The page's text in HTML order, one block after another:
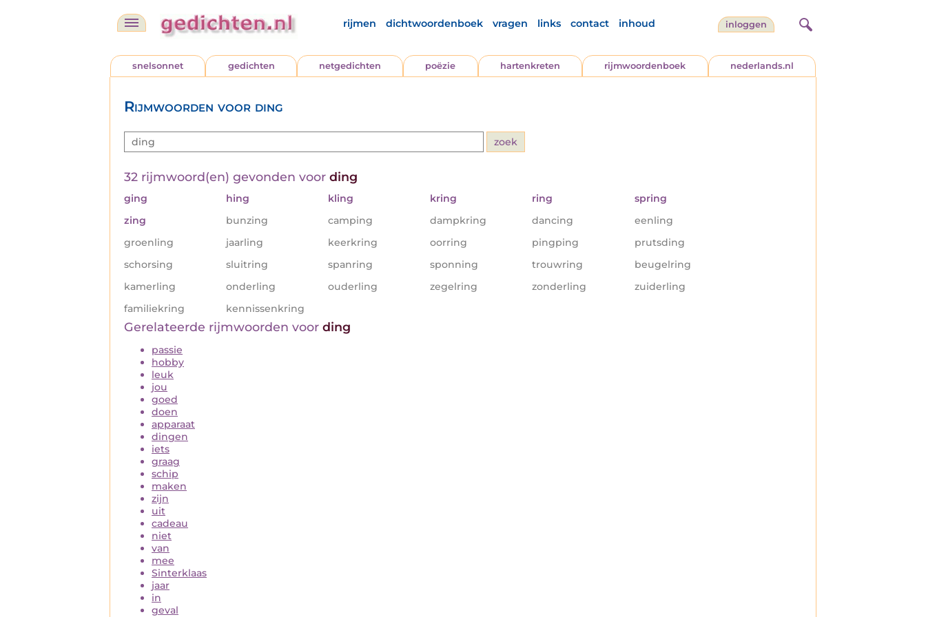
rijmen dichtwoordenboek vragen links contact inhoud inloggen
snelsonnet gedichten netgedichten poëzie hartenkreten rijmwoordenboek nederlands.nl
Rijmwoorden voor ding
32 rijmwoord(en) gevonden voor ding
ging hing kling kring ring
spring
zing
bunzing camping dampkring dancing
eenling
groenling
jaarling keerkring oorring pingping
prutsding
schorsing
sluitring spanring sponning trouwring
beugelring
kamerling
onderling ouderling zegelring zonderling
zuiderling
familiekring
kennissenkring
Gerelateerde rijmwoorden voor ding
passie
hobby
leuk
jou
goed
doen
apparaat
dingen
iets
graag
schip
maken
zijn
uit
cadeau
niet
van
mee
Sinterklaas
jaar
in
geval